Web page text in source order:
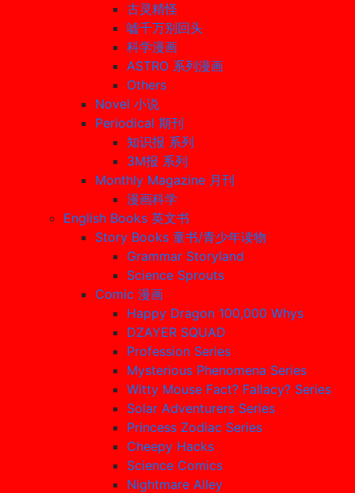
古灵精怪
嘘千万别回头
科学漫画
ASTRO 系列漫画
Others
Novel 小说
Periodical 期刊
知识报 系列
3M报 系列
Monthly Magazine 月刊
漫画科学
English Books 英文书
Story Books 童书/青少年读物
Grammar Storyland
Science Sprouts
Comic 漫画
Happy Dragon 100,000 Whys
DZAYER SQUAD
Profession Series
Mysterious Phenomena Series
Witty Mouse Fact? Fallacy? Series
Solar Adventurers Series
Princess Zodiac Series
Cheepy Hacks
Science Comics
Nightmare Alley